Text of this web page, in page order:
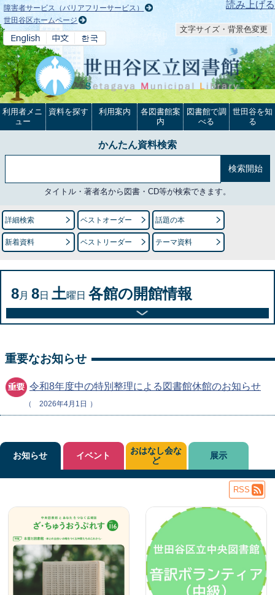
本文へ 読み上げる
障害者サービス（バリアフリーサービス）
世田谷区ホームページ
文字サイズ・背景色変更
利用者メニ
ュー
資料を探す 利用案内
各図書館案
内
図書館で調
べる
世田谷を知
る
かんたん資料検索
タイトル・著者名から図書・CD等が検索できます。
詳細検索 ベストオーダー 話題の本
新着資料 ベストリーダー テーマ資料
8月 8日 土曜日 各館の開館情報
重要なお知らせ
令和8年度中の特別整理による図書館休館のお知らせ
2026年4月1日
お知らせ イベント
おはなし会な
ど
展示
RSS